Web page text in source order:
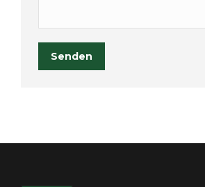
Senden